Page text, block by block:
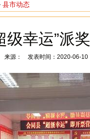
县市动态
级幸运”派
来源： 发表时间：2020-06-10